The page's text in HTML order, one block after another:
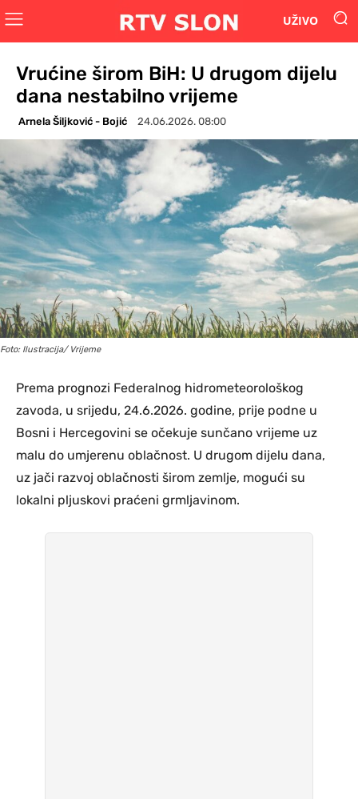
UŽIVO
Vrućine širom BiH: U drugom dijelu
dana nestabilno vrijeme
Arnela Šiljković - Bojić 24.06.2026. 08:00
Foto: Ilustracija/ Vrijeme
Prema prognozi Federalnog hidrometeorološkog
zavoda, u srijedu, 24.6.2026. godine, prije podne u
Bosni i Hercegovini se očekuje sunčano vrijeme uz
malu do umjerenu oblačnost. U drugom dijelu dana,
uz jači razvoj oblačnosti širom zemlje, mogući su
lokalni pljuskovi praćeni grmljavinom.